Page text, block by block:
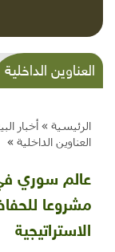
العناوين الداخلية
الرئيسية » أخبار
العناوين الداخلية »
عالم سوري في
مشروعا
الاستراتيجية